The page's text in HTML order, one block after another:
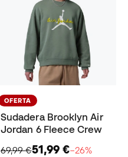
OFERTA
Sudadera Brooklyn Air
Jordan 6 Fleece Crew
69,99 €51,99 €−26%